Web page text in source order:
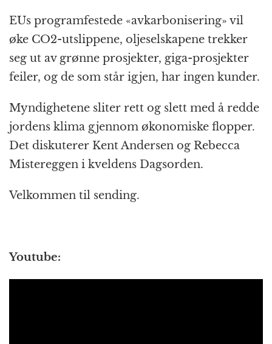
c
e
b
o
o
k
ss
e
n
g
e
r
h
at
s
A
p
p
a
p
c
h
at
el
e
g
r
a
m
ri
n
t
m
ai
l
EUs programfestede «avkarbonisering» vil
øke CO2-utslippene, oljeselskapene trekker
seg ut av grønne prosjekter, giga-prosjekter
feiler, og de som står igjen, har ingen kunder.
Myndighetene sliter rett og slett med å redde
jordens klima gjennom økonomiske flopper.
Det diskuterer Kent Andersen og Rebecca
Mistereggen i kveldens Dagsorden.
Velkommen til sending.
Youtube: